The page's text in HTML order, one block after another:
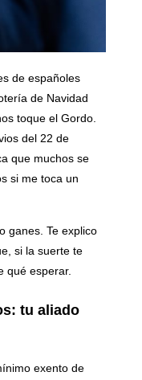
de españoles
de Navidad
toque el Gordo.
del 22 de
que muchos se
si me toca un
ganes. Te explico
si la suerte te
qué esperar.
tu aliado
exento de